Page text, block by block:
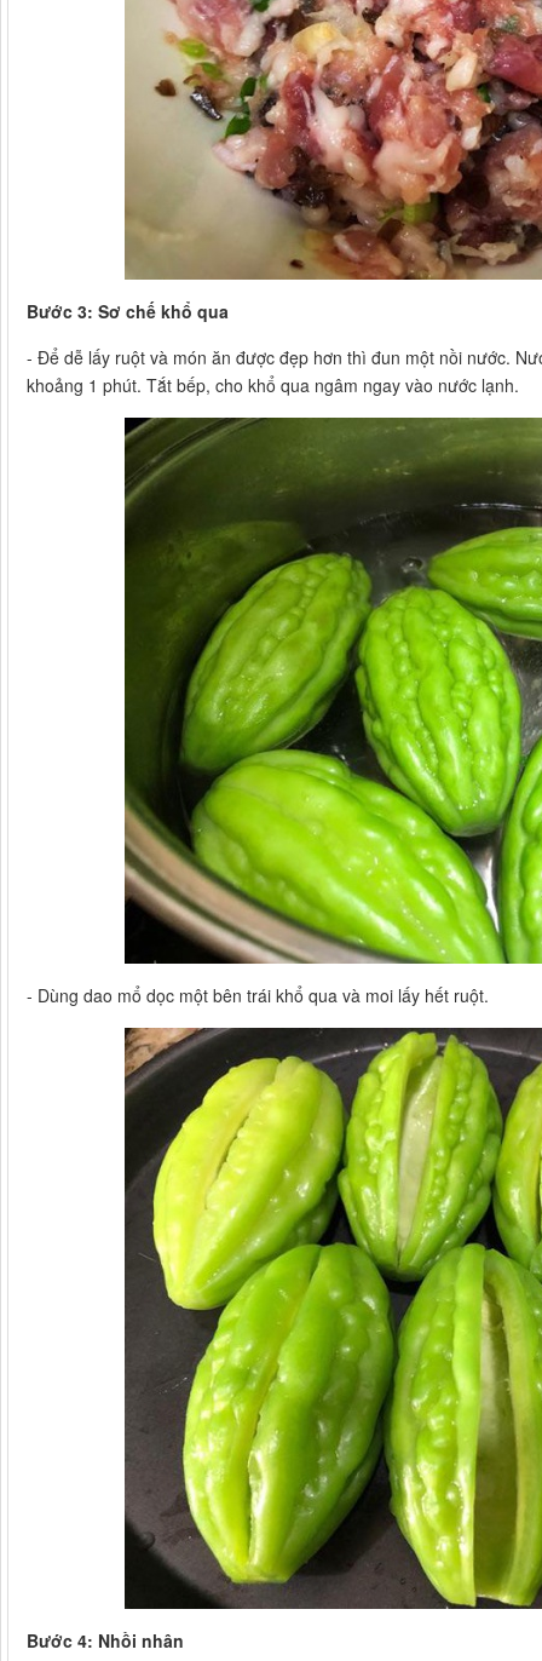
Bước 3: Sơ chế khổ qua
- Để dễ lấy ruột và món ăn được đẹp hơn thì đun một nồi nước.
khoảng 1 phút. Tắt bếp, cho khổ qua ngâm ngay vào nước lạnh.
- Dùng dao mổ dọc một bên trái khổ qua và moi lấy hết ruột.
Bước 4: Nhồi nhân